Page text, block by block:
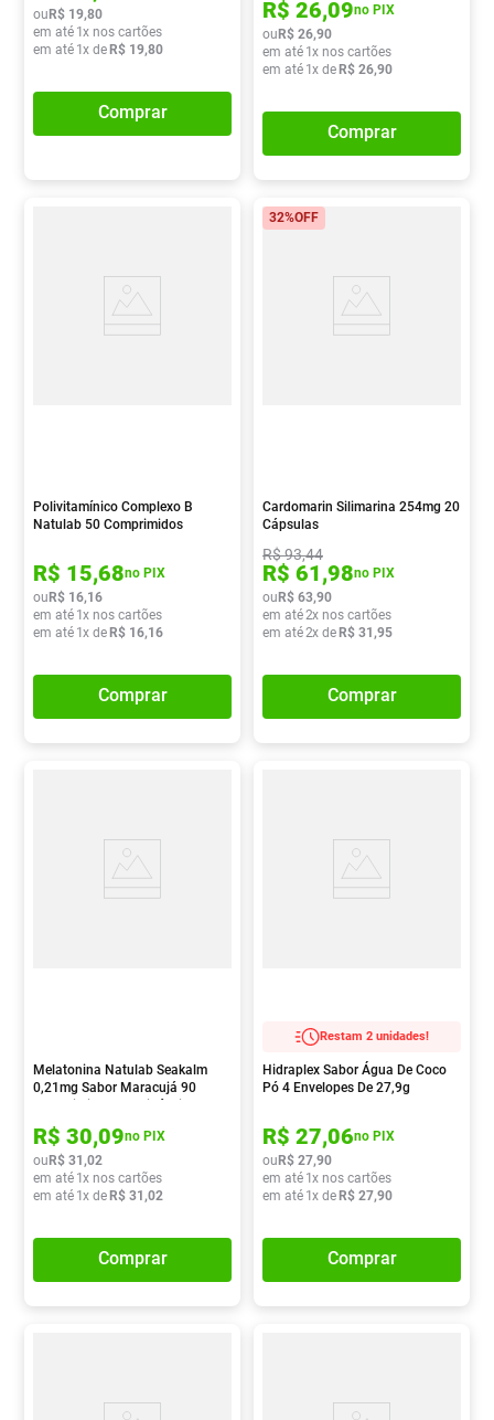
ouR$ 19,80
em até 1x nos cartões
em até 1x deR$ 19,80
Comprar
R$ 26,09no PIX
ouR$ 26,90
em até 1x nos cartões
em até 1x deR$ 26,90
Comprar
Polivitamínico Complexo B
Natulab 50 Comprimidos
R$ 15,68no PIX
ouR$ 16,16
em até 1x nos cartões
em até 1x deR$ 16,16
Comprar
32%OFF
Cardomarin Silimarina 254mg 20
Cápsulas
R$93,44
R$ 61,98no PIX
ouR$ 63,90
em até2x nos cartões
em até2x deR$ 31 ,95
Comprar
Melatonina Natulab Seakalm
0,21mg Sabor Maracujá 90
Comprimidos Mastigáveis
R$ 30,09no PIX
ouR$ 31 ,02
em até 1x nos cartões
em até 1x deR$ 31 ,02
Comprar
Restam 2 unidades!
Hidraplex Sabor Água De Coco
Pó 4 Envelopes De 27,9g
R$ 27,06no PIX
ouR$ 27,90
em até 1x nos cartões
em até 1x deR$ 27,90
Comprar